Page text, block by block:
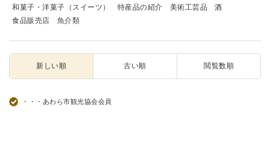
和菓子・洋菓子（スイーツ）
特産品の紹介 美術工芸品
酒
食品販売店
魚介類
新しい順 古い順 閲覧数順
・・・あわら市観光協会会員